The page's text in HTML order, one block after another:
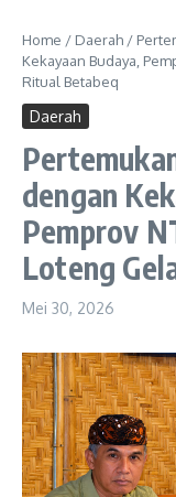
Home / Daerah /
Kekayaan Budaya,
Ritual Betabeq
Daerah
dengan
Pemprov
Loteng
Mei 30, 2026